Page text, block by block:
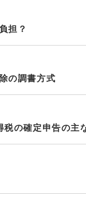
担？
の調書方式
税の確定申告の主